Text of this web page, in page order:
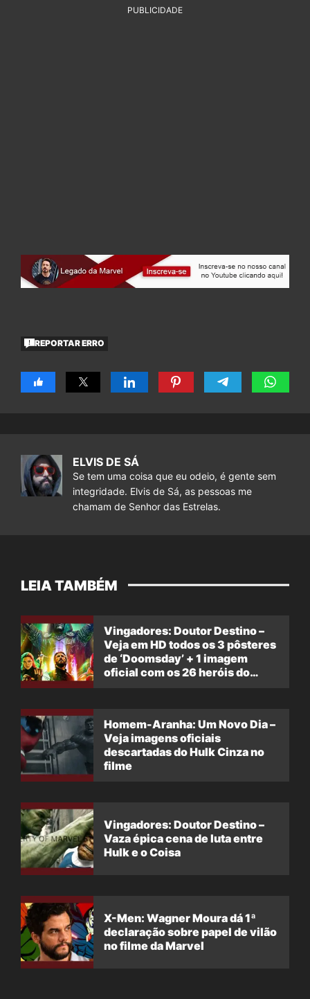
PUBLICIDADE
REPORTAR ERRO
ELVIS DE SÁ
Se tem uma coisa que eu odeio, é gente sem
integridade. Elvis de Sá, as pessoas me
chamam de Senhor das Estrelas.
LEIA TAMBÉM
Vingadores: Doutor Destino –
Veja em HD todos os 3 pôsteres
de ‘Doomsday’ + 1 imagem
oficial com os 26 heróis do
Homem-Aranha: Um Novo Dia –
Veja imagens oficiais
descartadas do Hulk Cinza no
filme
Vingadores: Doutor Destino –
Vaza épica cena de luta entre
Hulk e o Coisa
X-Men: Wagner Moura dá 1ª
declaração sobre papel de vilão
no filme da Marvel